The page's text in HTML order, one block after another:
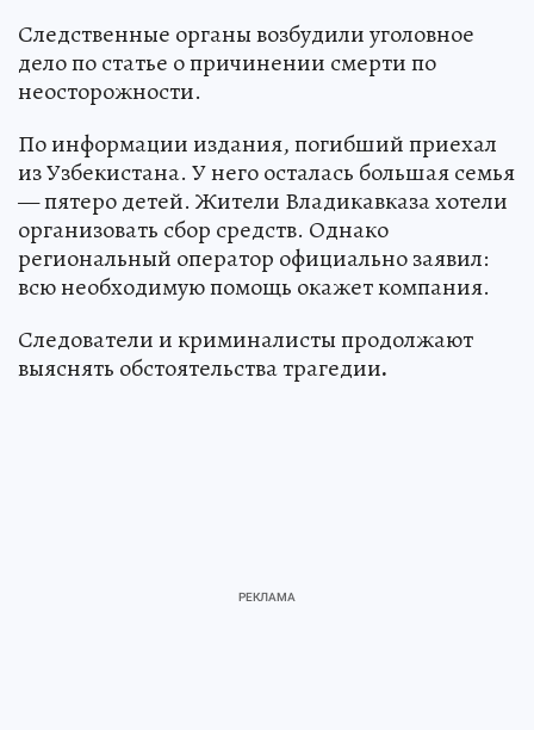
Следственные органы возбудили уголовное
дело по статье о причинении смерти по
неосторожности.
По информации издания, погибший приехал
из Узбекистана. У него осталась большая семья
— пятеро детей. Жители Владикавказа хотели
организовать сбор средств. Однако
региональный оператор официально заявил:
всю необходимую помощь окажет компания.
Следователи и криминалисты продолжают
выяснять обстоятельства трагедии.